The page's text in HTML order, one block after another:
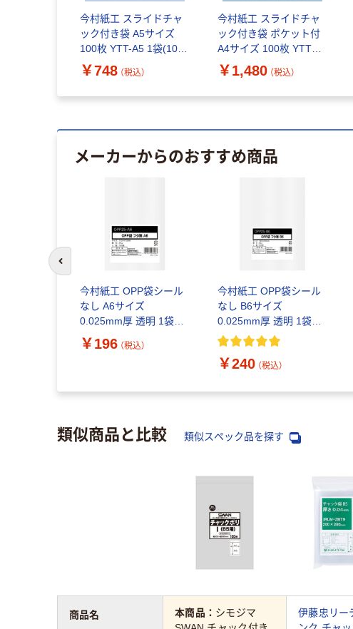
今村紙工 スライドチャ
ック付き袋 A5サイズ
100枚 YTT-A5 1袋(100
枚入)
￥748 （税込）
今村紙工 スライドチャ
ック付き袋 ポケット付
A4サイズ 100枚 YTTF-
A4 1袋(100枚入)
￥1,480 （税込）
メーカーからのおすすめ商品
今村紙工 OPP袋シール
なし A6サイズ
0.025mm厚 透明 1袋
（100枚入）
￥196 （税込）
今村紙工 OPP袋シール
なし B6サイズ
0.025mm厚 透明 1袋
（100枚入）
￥240 （税込）
類似商品と比較 類似スペック品を探す
本商品： シモジマ
伊藤忠リー
商品名